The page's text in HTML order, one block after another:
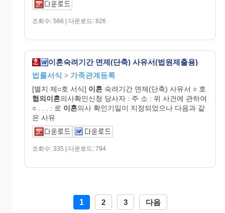
조회수: 566 | 다운로드: 826
이혼숙려기간 면제(단축) 사유서(법원제출용)
법률서식 > 가족관계등록
[별지 제○호 서식] 이혼 숙려기간 면제(단축) 사유서 ○ 호
협의이혼의사확인신청 당사자 : 주 소 : 위 사건에 관하여
○ . . . : 로 이혼의사 확인기일이 지정되었으나 다음과 같
은 사유
조회수: 335 | 다운로드: 794
1 2 3 다음